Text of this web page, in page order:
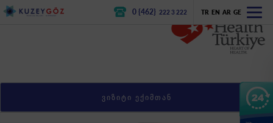
TR EN AR GE
0 {462} 222 3 222
ᲕᲘᲖᲘᲢᲘ ᲔᲥᲘᲛᲗᲐᲜ